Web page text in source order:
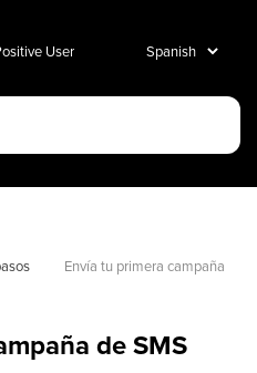
User
Envía tu primera campaña
de SMS